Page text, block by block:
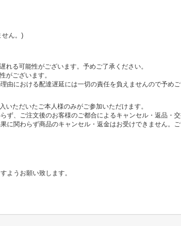
せん。)
る可能性がございます。予めご了承ください。
がございます。
における配達遅延には一切の責任を負えませんので予めご
いただいたご本人様のみがご参加いただけます。
ず、ご注文後のお客様のご都合によるキャンセル・返品・
に関わらず商品のキャンセル・返金はお受けできません。
ようお願い致します。